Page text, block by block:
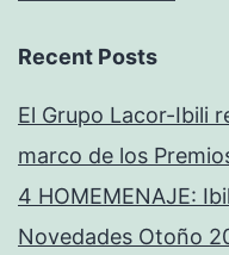
Recent Posts
El Grupo Lacor-Ibili
marco de los
4 HOMEMENAJE:
Novedades Otoño